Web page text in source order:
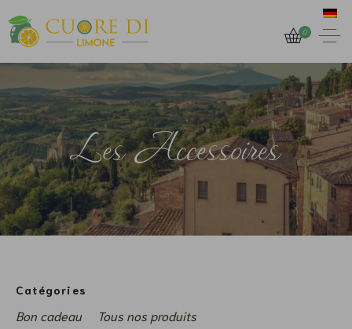
0
Les Accessoires
Catégories
Bon cadeau
Tous nos produits